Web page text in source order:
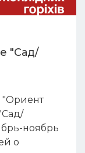
"Сад/
"Ориент
ноябрь
о